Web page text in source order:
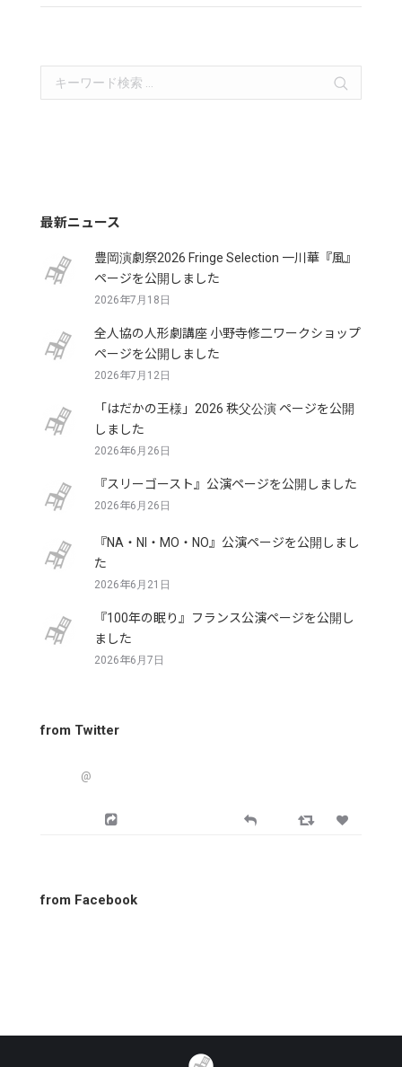
Search:
最新ニュース
豊岡演劇祭2026 Fringe Selection 一川華『風』
ページを公開しました
2026年7月18日
全人協の人形劇講座 小野寺修二ワークショップ
ページを公開しました
2026年7月12日
「はだかの王様」2026 秩父公演 ページを公開
しました
2026年6月26日
『スリーゴースト』公演ページを公開しました
2026年6月26日
『NA・NI・MO・NO』公演ページを公開しまし
た
2026年6月21日
『100年の眠り』フランス公演ページを公開し
ました
2026年6月7日
from Twitter
@
from Facebook